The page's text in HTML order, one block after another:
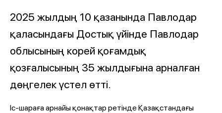
2025 жылдың 10 қазанында Павлодар
қаласындағы Достық үйінде Павлодар
облысының корей қоғамдық
қозғалысының 35 жылдығына арналған
дөңгелек үстел өтті.
Іс-шараға арнайы қонақтар ретінде Қазақстандағы